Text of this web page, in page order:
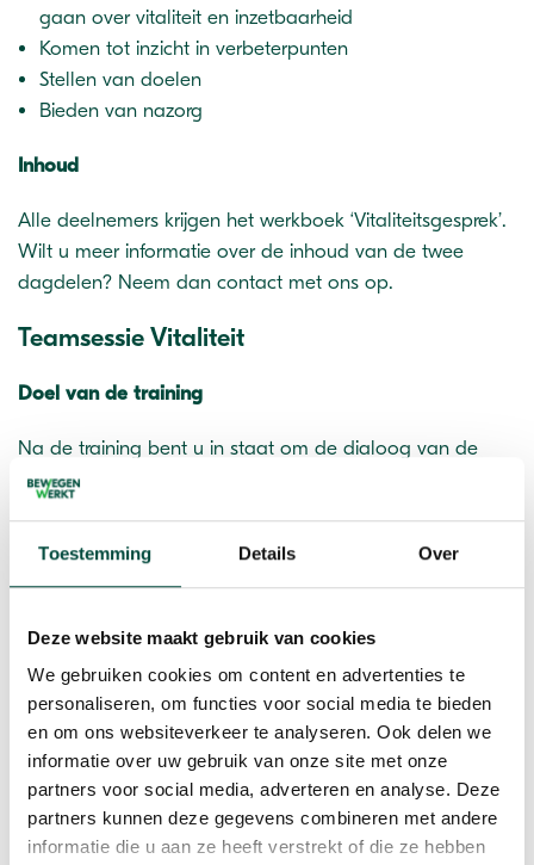
Toestemming Details Over
Deze website maakt gebruik van cookies
We gebruiken cookies om content en advertenties te
personaliseren, om functies voor social media te bieden
en om ons websiteverkeer te analyseren. Ook delen we
informatie over uw gebruik van onze site met onze
partners voor social media, adverteren en analyse. Deze
partners kunnen deze gegevens combineren met andere
informatie die u aan ze heeft verstrekt of die ze hebben
gaan over vitaliteit en inzetbaarheid
Komen tot inzicht in verbeterpunten
Stellen van doelen
Bieden van nazorg
Inhoud
Alle deelnemers krijgen het werkboek ‘Vitaliteitsgesprek’.
Wilt u meer informatie over de inhoud van de twee
dagdelen? Neem dan contact met ons op.
Teamsessie Vitaliteit
Doel van de training
Na de training bent u in staat om de dialoog van de
‘Teamsessie Vitaliteit’ aan te gaan met teams, waarbij
om verbeteracties te formuleren, uit te voeren en te
Inhoud
De deelnemers ontvangen een handleiding met een
beschrijving van de werkvorm, een origineel van de
formulieren die gebruikt worden in de werkvorm en een
sjabloon PowerPoint presentatie met de structuur van de
teamsessie. Deelnemers leren de digitale tool te
gebruiken waarmee meningen van de teamleden over